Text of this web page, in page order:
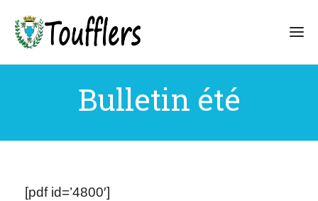
Bulletin été
[pdf id=’4800′]